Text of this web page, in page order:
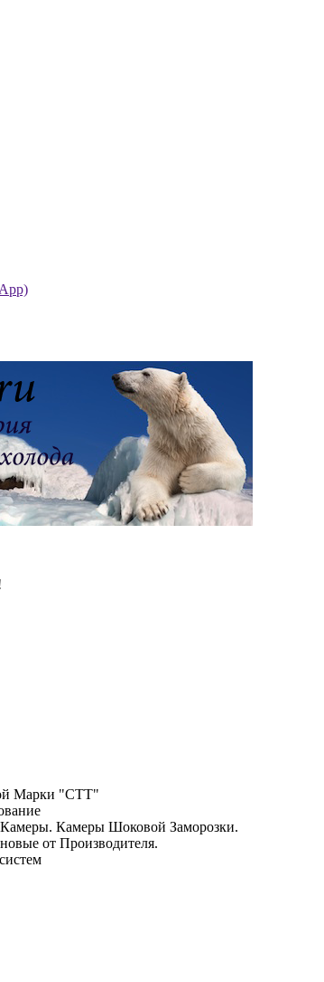
Марки "СТТ"
Камеры Шоковой Заморозки.
от Производителя.